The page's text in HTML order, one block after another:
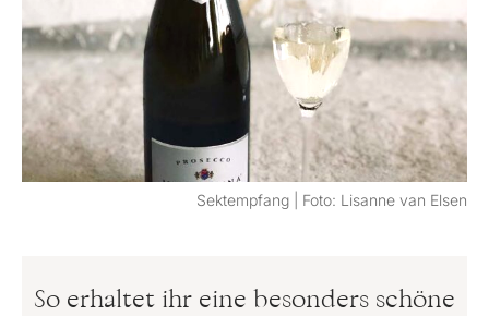
Sektempfang | Foto: Lisanne van Elsen
So erhaltet ihr eine besonders schöne